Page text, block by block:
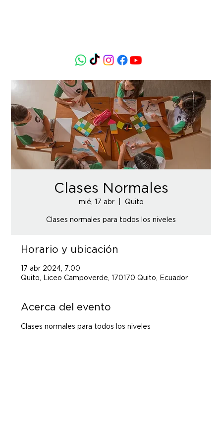
Clases Normales
mié, 17 abr
  |
Quito
Clases normales para todos los niveles
Horario y ubicación
17 abr 2024, 7:00
Quito, Liceo Campoverde, 170170 Quito, Ecuador
Acerca del evento
Clases normales para todos los niveles